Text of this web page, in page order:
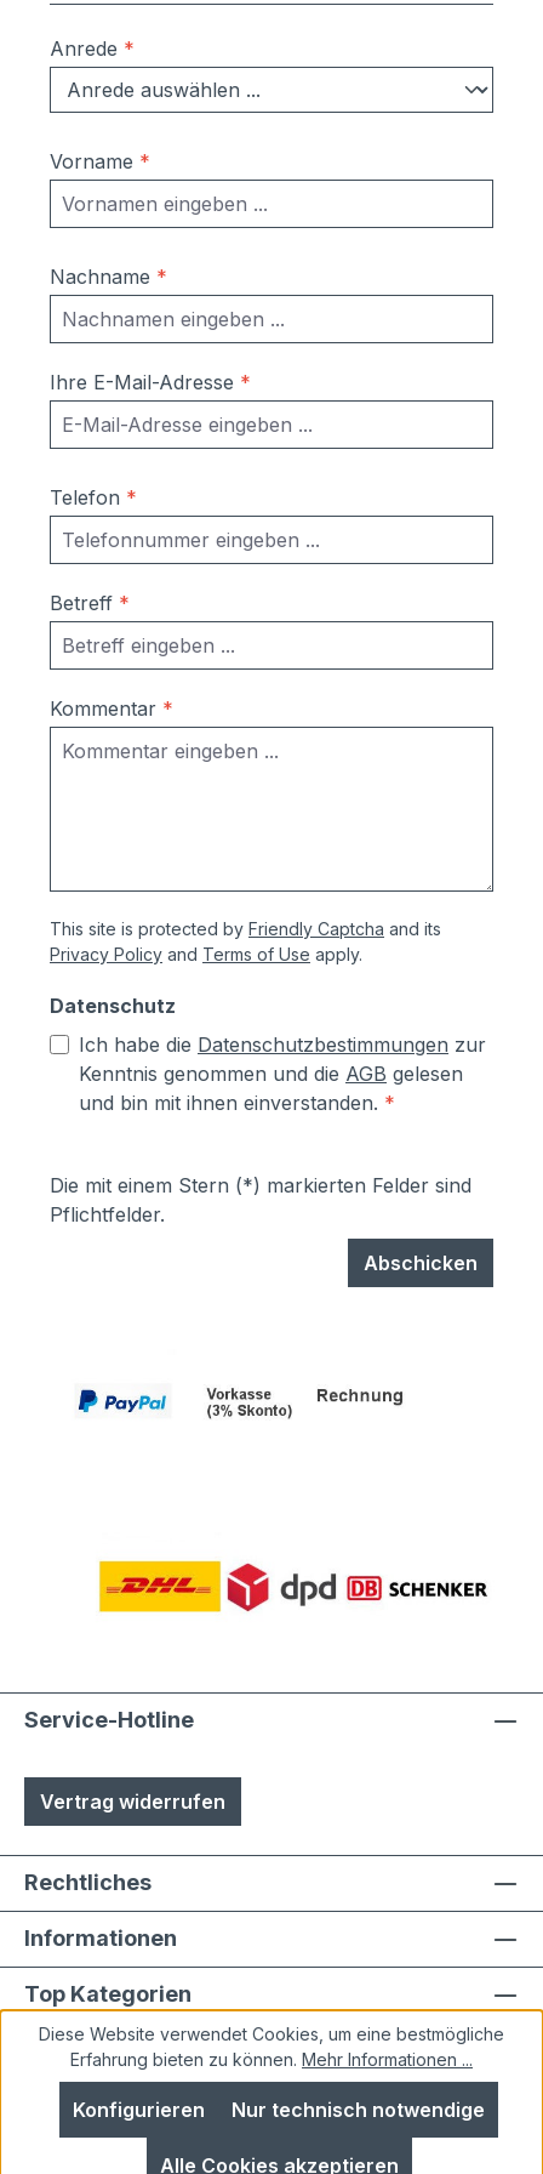
Anrede *
Vorname *
Nachname *
Ihre E-Mail-Adresse *
Telefon *
Betreff *
Kommentar *
This site is protected by Friendly Captcha and its
Privacy Policy and Terms of Use apply.
Datenschutz
Ich habe die Datenschutzbestimmungen zur
Kenntnis genommen und die AGB gelesen
und bin mit ihnen einverstanden. *
Die mit einem Stern (*) markierten Felder sind
Pflichtfelder.
Abschicken
Service-Hotline
Vertrag widerrufen
Rechtliches
Informationen
Top Kategorien
Alle Preise inkl. gesetzl. Mehrwertsteuer zzgl.
Versandkostenund ggf. Nachnahmegebühren, wenn
Diese Website verwendet Cookies, um eine bestmögliche
Erfahrung bieten zu können. Mehr Informationen ...
Nur technisch notwendige
Konfigurieren
Alle Cookies akzeptieren